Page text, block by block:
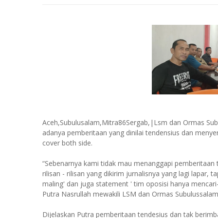
Aceh,Subulusalam,Mitra86Sergab,|Lsm dan Ormas
adanya pemberitaan yang dinilai tendensius dan
cover both side.
“Sebenarnya kami tidak mau menanggapi
rilisan - rilisan yang dikirim jurnalisnya yang lagi lapar,
maling' dan juga statement ' tim oposisi hanya
Putra Nasrullah mewakili LSM dan Ormas
Dijelaskan Putra pemberitaan tendesius dan tak